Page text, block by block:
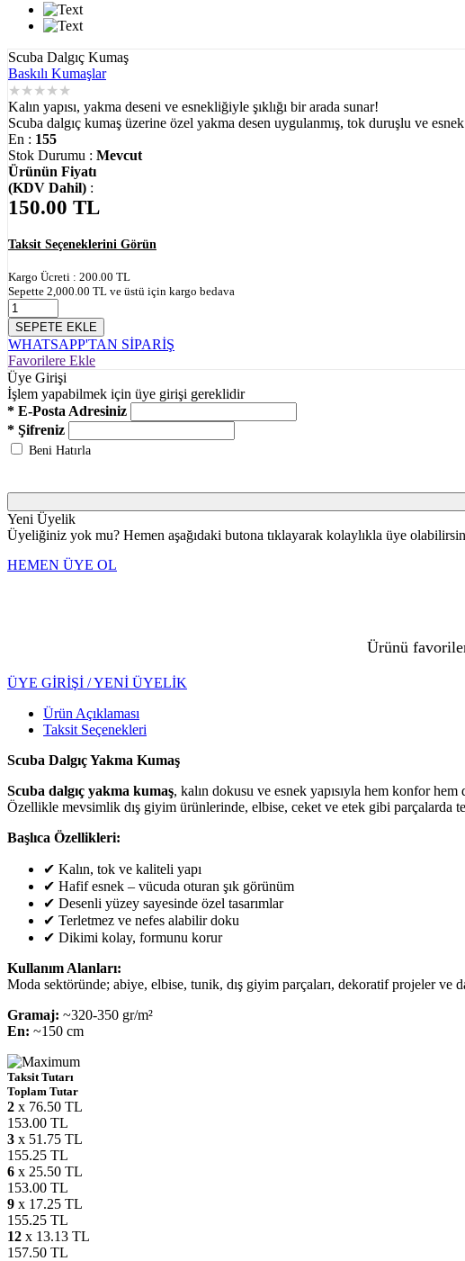
Scuba Dalgıç Kumaş
Baskılı Kumaşlar
★★★★★
Kalın yapısı, yakma deseni ve esnekliğiyle şıklığı bir arada sunar!
Scuba dalgıç kumaş üzerine özel yakma desen uygulanmış, tok duruşlu ve
En : 155
Stok Durumu : Mevcut
Ürünün Fiyatı
(KDV Dahil) :
150.00 TL
Taksit Seçeneklerini Görün
Kargo Ücreti : 200.00 TL
Sepette 2,000.00 TL ve üstü için kargo bedava
SEPETE EKLE
WHATSAPP'TAN SİPARİŞ
Favorilere Ekle
Üye Girişi
İşlem yapabilmek için üye girişi gereklidir
* E-Posta Adresiniz
* Şifreniz
Beni Hatırla
Yeni Üyelik
Üyeliğiniz yok mu? Hemen aşağıdaki butona tıklayarak kolaylıkla üye
HEMEN ÜYE OL
Ürünü
ÜYE GİRİŞİ / YENİ ÜYELİK
Ürün Açıklaması
Taksit Seçenekleri
Scuba Dalgıç Yakma Kumaş
Scuba dalgıç yakma kumaş, kalın dokusu ve esnek yapısıyla hem konfor
Özellikle mevsimlik dış giyim ürünlerinde, elbise, ceket ve etek gibi parçalarda
Başlıca Özellikleri:
✔ Kalın, tok ve kaliteli yapı
✔ Hafif esnek – vücuda oturan şık görünüm
✔ Desenli yüzey sayesinde özel tasarımlar
✔ Terletmez ve nefes alabilir doku
✔ Dikimi kolay, formunu korur
Kullanım Alanları:
Moda sektöründe; abiye, elbise, tunik, dış giyim parçaları, dekoratif projeler ve
Gramaj: ~320-350 gr/m²
En: ~150 cm
Taksit Tutarı
Toplam Tutar
2 x 76.50 TL
153.00 TL
3 x 51.75 TL
155.25 TL
6 x 25.50 TL
153.00 TL
9 x 17.25 TL
155.25 TL
12 x 13.13 TL
157.50 TL